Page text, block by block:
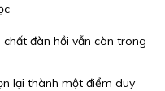
chất đàn hồi vẫn còn trong
lại thành một điểm duy